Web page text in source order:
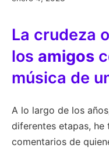
La crudeza
los amigos
música de
A lo largo de los
diferentes etapas,
comentarios de